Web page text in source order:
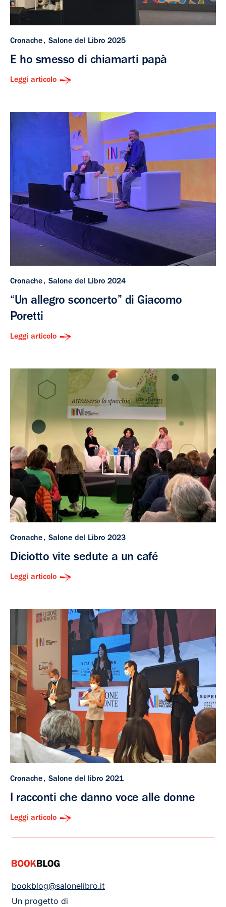
Cronache Salone del Libro 2025
E ho smesso di chiamarti papà
Leggi articolo
Cronache Salone del Libro 2024
“Un allegro sconcerto” di Giacomo
Poretti
Leggi articolo
Cronache Salone del Libro 2023
Diciotto vite sedute a un café
Leggi articolo
Cronache Salone del libro 2021
I racconti che danno voce alle donne
Leggi articolo
bookblog@salonelibro.it
Un progetto di